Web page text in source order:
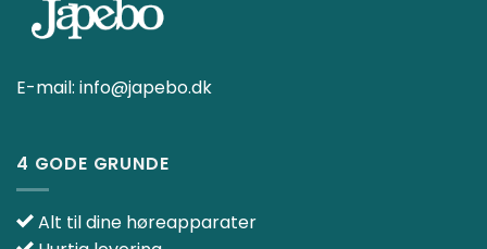
E-mail: info@japebo.dk
4 GODE GRUNDE
Alt til dine høreapparater